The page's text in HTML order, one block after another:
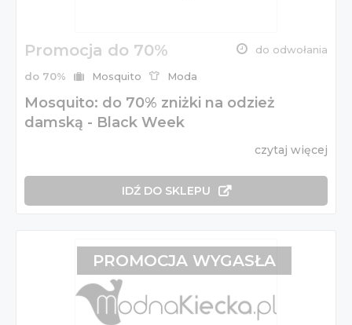
Promocja do 70% do odwołania
do 70% Mosquito Moda
Mosquito: do 70% zniżki na odzież
damską - Black Week
czytaj więcej
IDŹ DO SKLEPU
PROMOCJA WYGASŁA